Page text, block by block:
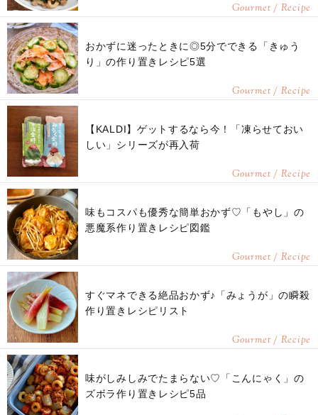
Gourmet / Recipe
おかずに迷ったときに◎5分でできる「きゅう
り」の作り置きレシピ5選
Gourmet / Recipe
【KALDI】ゲットするなら今！「凍らせておい
しい」シリーズが再入荷
Gourmet / Recipe
味もコスパも優秀な簡単おかず♡「もやし」の
悪魔系作り置きレシピ図鑑
Gourmet / Recipe
すぐマネできる絶品おかず♪「みょうが」の瞬殺
作り置きレシピリスト
Gourmet / Recipe
味がしみしみでたまらない♡「こんにゃく」の
ズボラ作り置きレシピ5品